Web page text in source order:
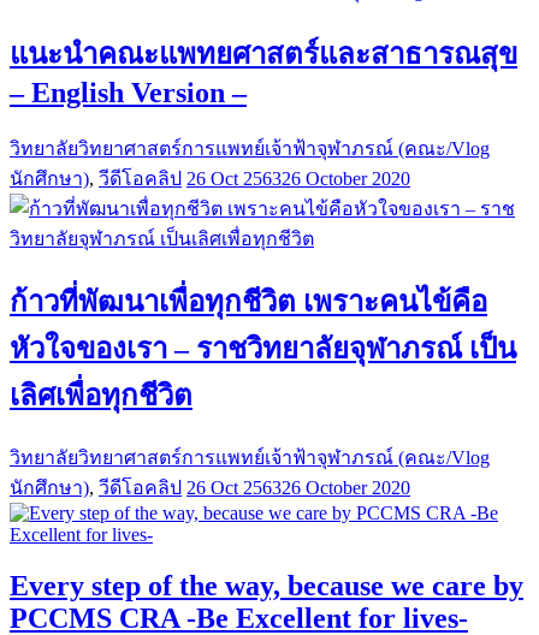
แนะนำคณะแพทยศาสตร์และสาธารณสุข
– English Version –
วิทยาลัยวิทยาศาสตร์การแพทย์เจ้าฟ้าจุฬาภรณ์ (คณะ/Vlog
นักศึกษา), วีดีโอคลิป 26 Oct 256326 October 2020
ก้าวที่พัฒนาเพื่อทุกชีวิต เพราะคนไข้คือ
หัวใจของเรา – ราชวิทยาลัยจุฬาภรณ์ เป็น
เลิศเพื่อทุกชีวิต
วิทยาลัยวิทยาศาสตร์การแพทย์เจ้าฟ้าจุฬาภรณ์ (คณะ/Vlog
นักศึกษา), วีดีโอคลิป 26 Oct 256326 October 2020
Every step of the way, because we care by
PCCMS CRA -Be Excellent for lives-